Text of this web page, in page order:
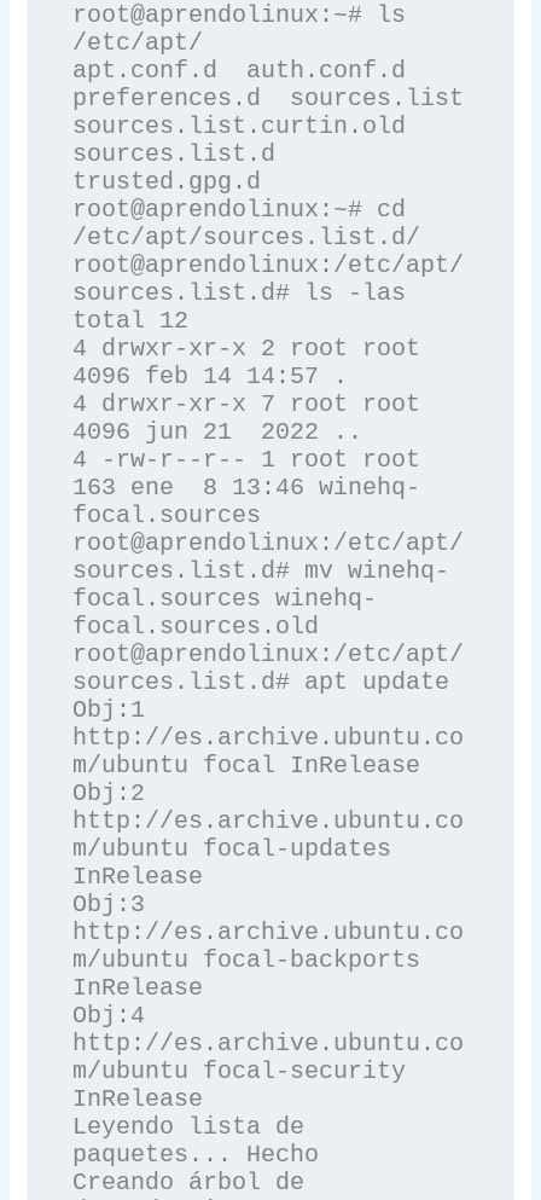
root@aprendolinux:~# ls
/etc/apt/
apt.conf.d  auth.conf.d
preferences.d  sources.list
sources.list.curtin.old
sources.list.d
trusted.gpg.d
root@aprendolinux:~# cd
/etc/apt/sources.list.d/
root@aprendolinux:/etc/apt/
sources.list.d# ls -las
total 12
4 drwxr-xr-x 2 root root
4096 feb 14 14:57 .
4 drwxr-xr-x 7 root root
4096 jun 21  2022 ..
4 -rw-r--r-- 1 root root
163 ene  8 13:46 winehq-
focal.sources
root@aprendolinux:/etc/apt/
sources.list.d# mv winehq-
focal.sources winehq-
focal.sources.old
root@aprendolinux:/etc/apt/
sources.list.d# apt update
Obj:1
http://es.archive.ubuntu.co
m/ubuntu focal InRelease
Obj:2
http://es.archive.ubuntu.co
m/ubuntu focal-updates
InRelease
Obj:3
http://es.archive.ubuntu.co
m/ubuntu focal-backports
InRelease
Obj:4
http://es.archive.ubuntu.co
m/ubuntu focal-security
InRelease
Leyendo lista de
paquetes... Hecho
Creando árbol de